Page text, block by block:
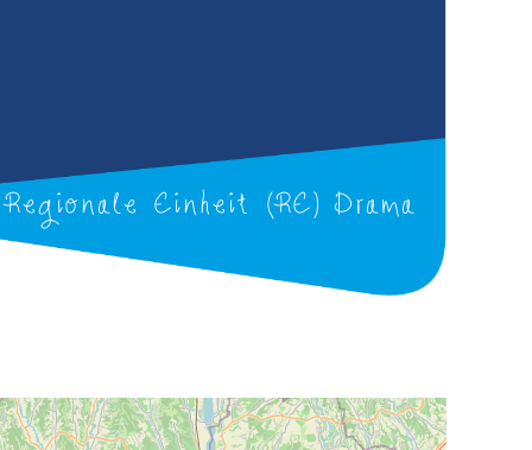
Regionale Einheit (RE) Drama